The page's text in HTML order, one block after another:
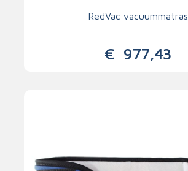
RedVac vacuummatras
€977,43